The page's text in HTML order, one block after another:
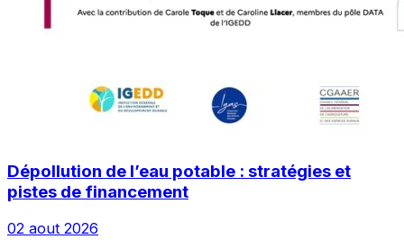
Dépollution de l’eau potable : stratégies et
pistes de financement
02 aout 2026